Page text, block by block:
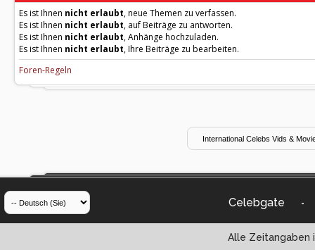
Es ist Ihnen nicht erlaubt, neue Themen zu verfassen.
Es ist Ihnen nicht erlaubt, auf Beiträge zu antworten.
Es ist Ihnen nicht erlaubt, Anhänge hochzuladen.
Es ist Ihnen nicht erlaubt, Ihre Beiträge zu bearbeiten.
Foren-Regeln
Celebgate -
Alle Zeitangaben